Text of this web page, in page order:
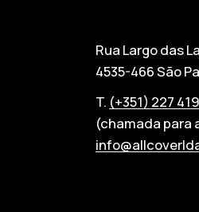
Rua Largo das
4535-466 São
T. (+351) 227
(chamada para